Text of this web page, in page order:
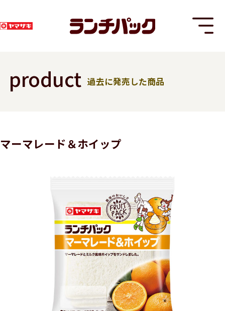
product 過去に発売した商品
マーマレード＆ホイップ